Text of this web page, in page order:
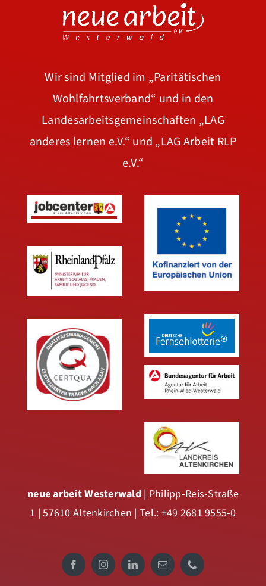
Wir sind Mitglied im „Paritätischen
Wohlfahrtsverband“ und in den
Landesarbeitsgemeinschaften „LAG
anderes lernen e.V.“ und „LAG Arbeit RLP
e.V.“
neue arbeit Westerwald | Philipp-Reis-Straße
1 | 57610 Altenkirchen | Tel.: +49 2681 9555-0